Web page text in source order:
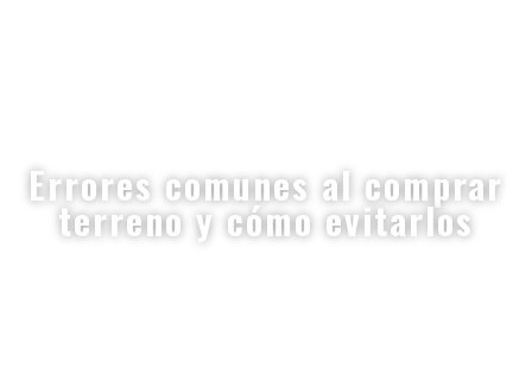
Errores comunes al comprar
terreno y cómo evitarlos